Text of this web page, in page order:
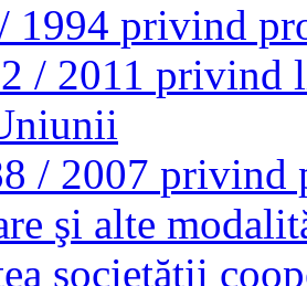
1994 privind
/ 2011 privind
/ 2007 privind
şi alte
societăţii